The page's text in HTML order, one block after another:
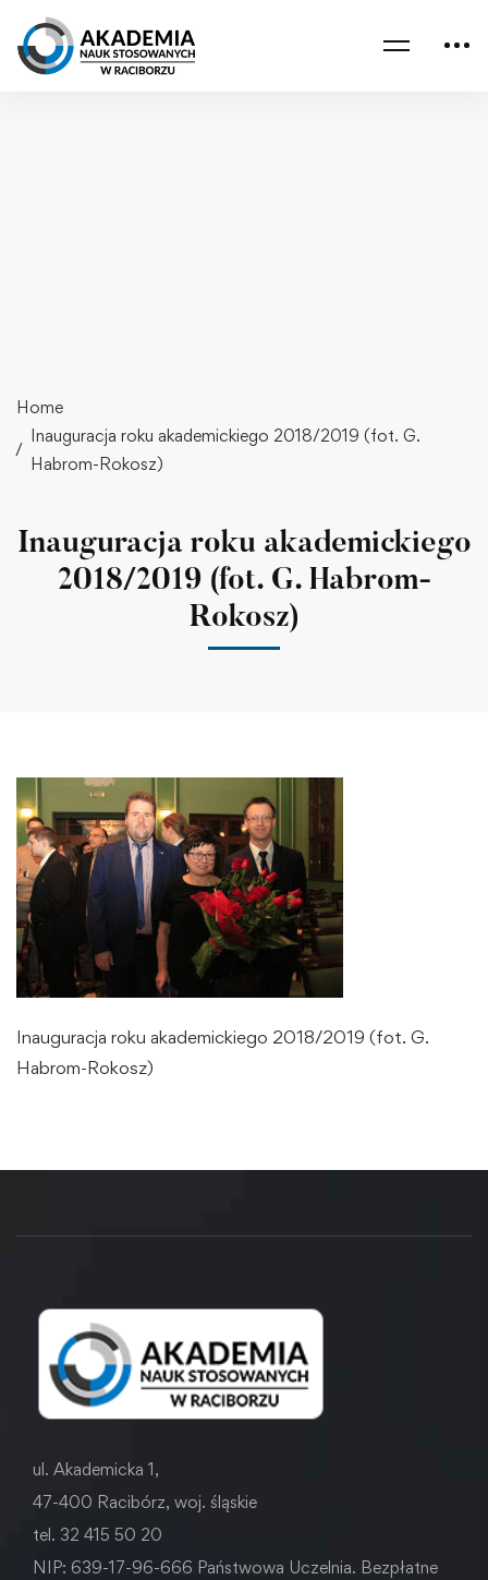
Home
Inauguracja roku akademickiego 2018/2019 (fot. G.
Habrom-Rokosz)
Inauguracja roku akademickiego
2018/2019 (fot. G. Habrom-
Rokosz)
Inauguracja roku akademickiego 2018/2019 (fot. G.
Habrom-Rokosz)
ul. Akademicka 1,
47-400 Racibórz, woj. śląskie
tel. 32 415 50 20
NIP: 639-17-96-666 Państwowa Uczelnia. Bezpłatne